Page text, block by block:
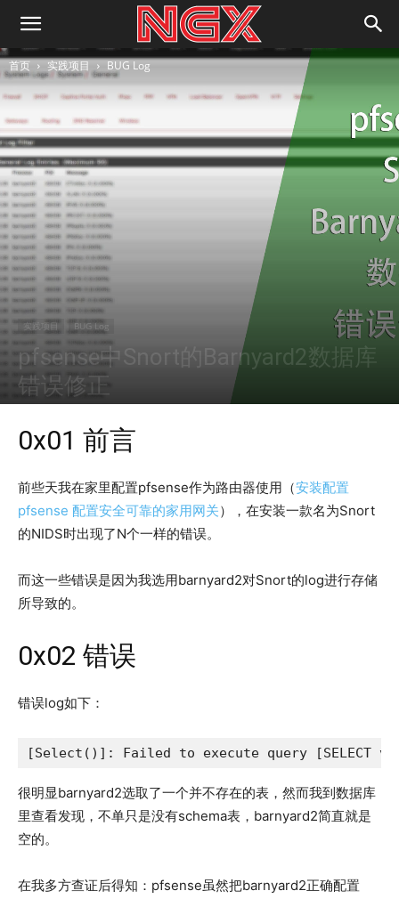
首页 实践项目 BUG Log
实践项目 BUG Log
pfsense中Snort的Barnyard2数据库
错误修正
0x01 前言
前些天我在家里配置pfsense作为路由器使用（安装配置
pfsense 配置安全可靠的家用网关），在安装一款名为Snort
的NIDS时出现了N个一样的错误。
而这一些错误是因为我选用barnyard2对Snort的log进行存储
所导致的。
0x02 错误
错误log如下：
[Select()]: Failed to execute query [SELECT
很明显barnyard2选取了一个并不存在的表，然而我到数据库
里查看发现，不单只是没有schema表，barnyard2简直就是
空的。
在我多方查证后得知：pfsense虽然把barnyard2正确配置